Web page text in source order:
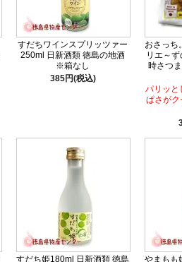
すだちワインスプリッツァー
250ml 日新酒類 徳島の地酒
※箱なし
385円(税込)
おさっち
リエ～
時さつ
パリッと
ぱさがク
すだち姫180ml 日新酒類 徳島
やまもも